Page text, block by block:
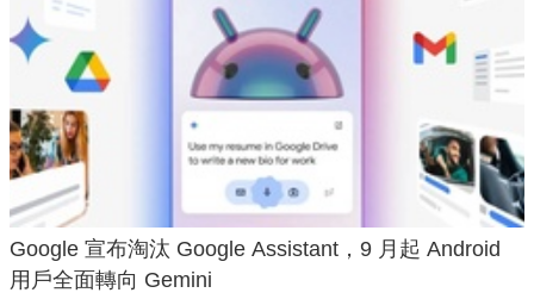
Google 宣布淘汰 Google Assistant，9 月起 Android
用戶全面轉向 Gemini